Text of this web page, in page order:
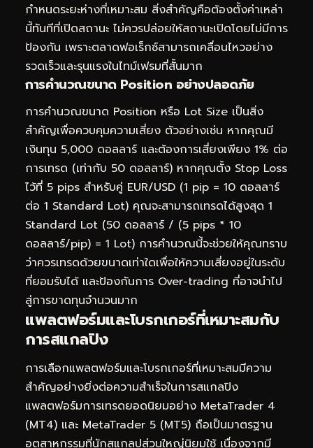
กำหนดระยะห่างที่เหมาะสม สิ่งสำคัญคือต้องตั้งค่าเหล่า
นี้ทันทีที่เปิดสถานะ ไม่ควรปล่อยให้สถานะเปิดโดยไม่มีการ
ป้องกัน เพราะตลาดฟอเร็กซ์สามารถเคลื่อนไหวอย่าง
รวดเร็วและรุนแรงในไทม์เฟรมที่สั้นมาก
การคำนวณขนาด Position อย่างปลอดภัย
การคำนวณขนาด Position หรือ Lot Size เป็นสิ่ง
สำคัญเพื่อควบคุมความเสี่ยง ตัวอย่างเช่น หากคุณมี
เงินทุน 5,000 ดอลลาร์ และต้องการเสี่ยงเพียง 1% ต่อ
การเทรด (เท่ากับ 50 ดอลลาร์) หากคุณตั้ง Stop Loss
ไว้ที่ 5 pips สำหรับคู่ EUR/USD (1 pip = 10 ดอลลาร์
ต่อ 1 Standard Lot) คุณจะสามารถเทรดได้สูงสุด 1
Standard Lot (50 ดอลลาร์ / (5 pips * 10
ดอลลาร์/pip) = 1 Lot) การคำนวณนี้จะช่วยให้คุณทราบ
ว่าควรเทรดด้วยขนาดเท่าใดเพื่อให้ความเสี่ยงอยู่ในระดับ
ที่ยอมรับได้ และป้องกันการ Over-trading ที่อาจนำไป
สู่การขาดทุนจำนวนมาก
แพลตฟอร์มและโบรกเกอร์ที่เหมาะสมกับ
การสแกลปิง
การเลือกแพลตฟอร์มและโบรกเกอร์ที่เหมาะสมมีความ
สำคัญอย่างยิ่งต่อความสำเร็จในการสแกลปิง
แพลตฟอร์มการเทรดยอดนิยมอย่าง MetaTrader 4
(MT4) และ MetaTrader 5 (MT5) ถือเป็นมาตรฐาน
อุตสาหกรรมที่นักสแกลปส่วนใหญ่นิยมใช้ เนื่องจากมี